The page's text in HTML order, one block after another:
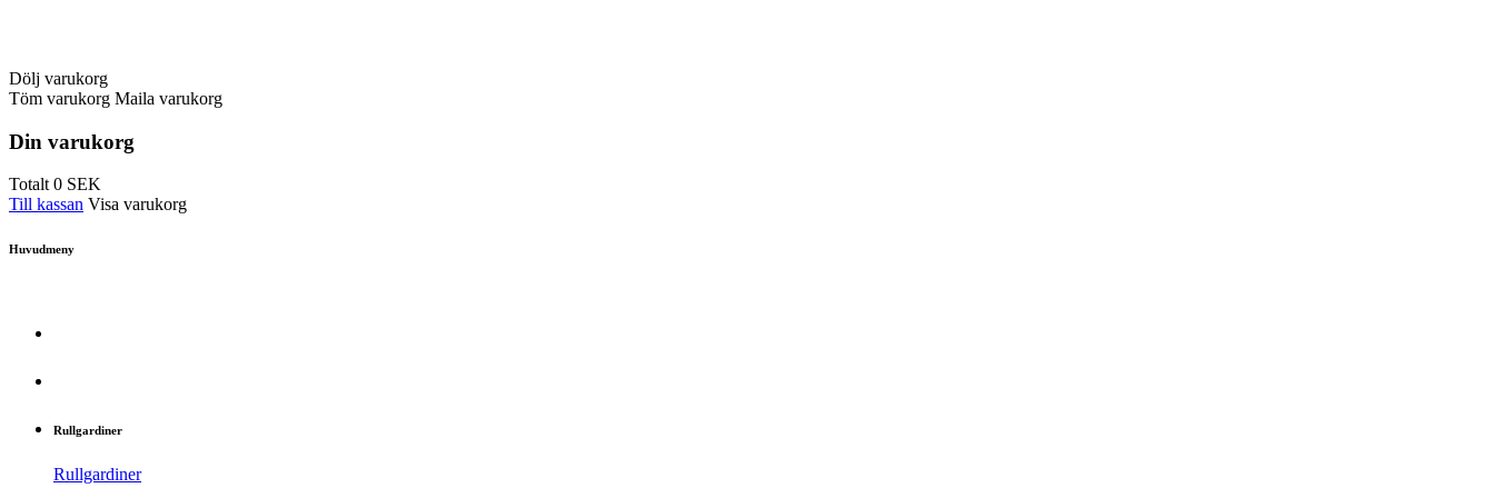
Dölj varukorg
Töm varukorg Maila varukorg
Din varukorg
Totalt0 SEK
Till kassan Visa varukorg
Huvudmeny
Rullgardiner
Rullgardiner